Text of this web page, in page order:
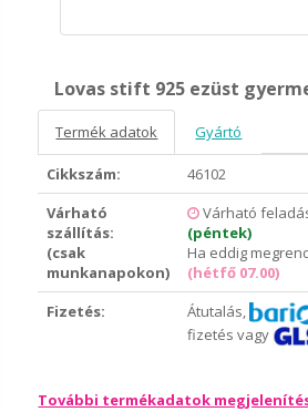
Lovas stift 925 ezüst
Termék adatok Gyártó
Cikkszám:
46102
Várható
szállítás:
(csak
munkanapokon)
Várható
(péntek)
Ha eddig
(hétfő 07.00)
Fizetés:
Átutalás,
fizetés vagy
További termékadatok